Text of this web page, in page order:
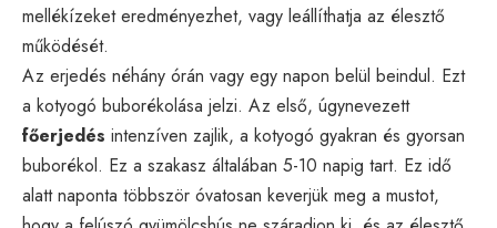
mellékízeket eredményezhet, vagy leállíthatja az élesztő
működését.
Az erjedés néhány órán vagy egy napon belül beindul. Ezt
a kotyogó buborékolása jelzi. Az első, úgynevezett
főerjedés intenzíven zajlik, a kotyogó gyakran és gyorsan
buborékol. Ez a szakasz általában 5-10 napig tart. Ez idő
alatt naponta többször óvatosan keverjük meg a mustot,